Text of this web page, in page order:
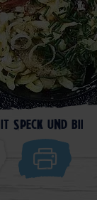
SPECK UND